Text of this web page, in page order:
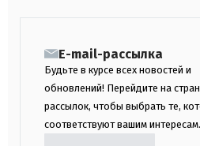
E-mail-рассылка
Будьте в курсе всех новостей и
обновлений! Перейдите на
рассылок, чтобы выбрать те,
соответствуют вашим интересам.